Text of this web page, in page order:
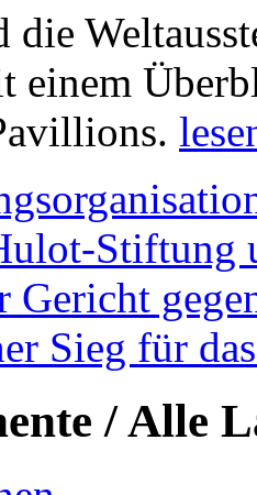
die
einem
Stiftung
Gericht
Sieg für
/ Alle